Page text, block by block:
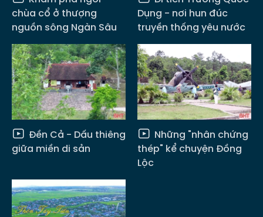
chùa cổ ở thượng
nguồn sông Ngàn Sâu
Dụng - nơi hun đúc
truyền thống yêu nước
Đền Cả - Dấu thiêng
giữa miền di sản
Những "nhân chứng
thép" kể chuyện Đồng
Lộc